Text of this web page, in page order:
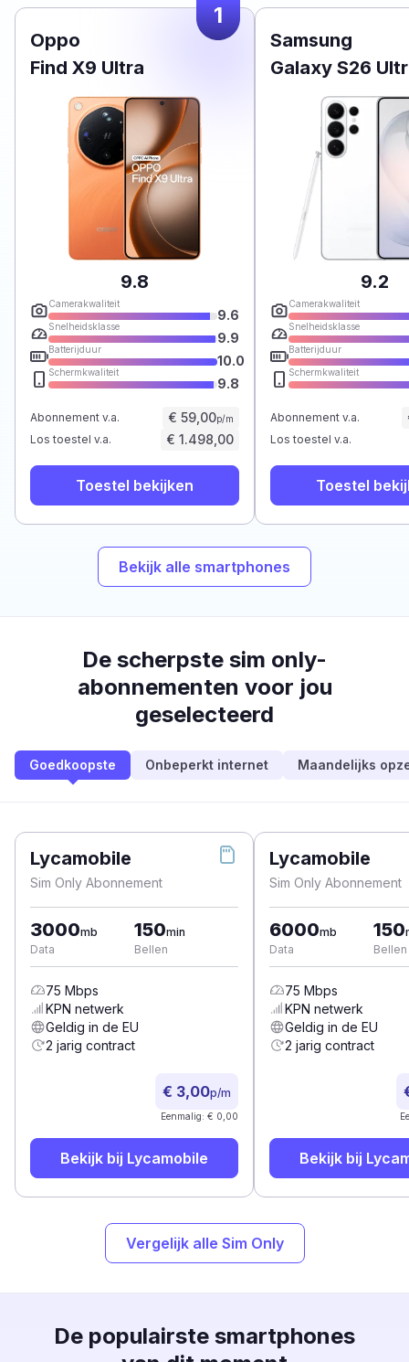
1
Oppo
Find X9 Ultra
9.8
Camerakwaliteit
9.6
Snelheidsklasse
9.9
Batterijduur
10.0
Schermkwaliteit
9.8
Abonnement v.a. € 59,00p/m
Los toestel v.a. € 1.498,00
Toestel bekijken
Samsung
Galaxy S26
9.2
Camerakwaliteit
Snelheidsklasse
Batterijduur
Schermkwaliteit
Abonnement v.a.
Los toestel v.a.
Toestel
Bekijk alle smartphones
De scherpste sim only-
abonnementen voor jou
geselecteerd
Goedkoopste Onbeperkt internet Maandelijks
Lycamobile
Sim Only Abonnement
3000mb
Data
150min
Bellen
75 Mbps
KPN netwerk
Geldig in de EU
2 jarig contract
€ 3,00p/m
Eenmalig: € 0,00
Bekijk bij Lycamobile
Lycamobile
Sim Only Abonnement
6000mb
Data
150
Bellen
75 Mbps
KPN netwerk
Geldig in de EU
2 jarig contract
Bekijk bij
Vergelijk alle Sim Only
De populairste smartphones